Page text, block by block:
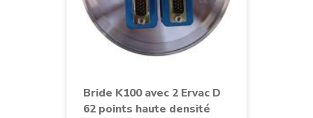
Bride K100 avec 2 Ervac D
62 points haute densité